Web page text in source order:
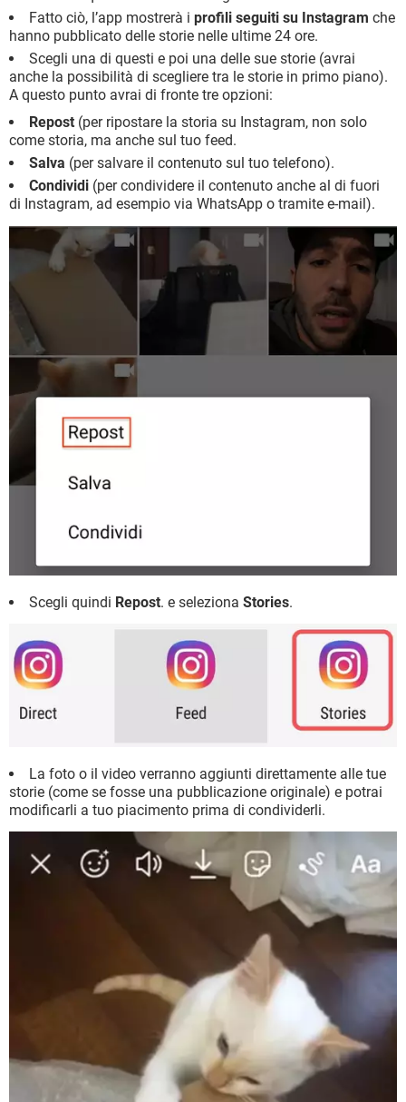
Fatto ciò, l’app mostrerà i profili seguiti su Instagram che
hanno pubblicato delle storie nelle ultime 24 ore.
Scegli una di questi e poi una delle sue storie (avrai
anche la possibilità di scegliere tra le storie in primo piano).
A questo punto avrai di fronte tre opzioni:
Repost (per ripostare la storia su Instagram, non solo
come storia, ma anche sul tuo feed.
Salva (per salvare il contenuto sul tuo telefono).
Condividi (per condividere il contenuto anche al di fuori
di Instagram, ad esempio via WhatsApp o tramite e-mail).
Scegli quindi Repost. e seleziona Stories.
La foto o il video verranno aggiunti direttamente alle tue
storie (come se fosse una pubblicazione originale) e potrai
modificarli a tuo piacimento prima di condividerli.